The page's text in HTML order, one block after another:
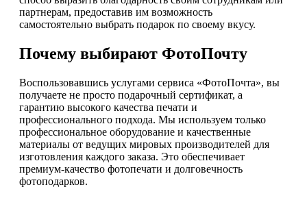
партнерам, предоставив им возможность
самостоятельно выбрать подарок по своему вкусу.
Почему выбирают ФотоПочту
Воспользовавшись услугами сервиса «ФотоПочта», вы
получаете не просто подарочный сертификат, а
гарантию высокого качества печати и
профессионального подхода. Мы используем только
профессиональное оборудование и качественные
материалы от ведущих мировых производителей для
изготовления каждого заказа. Это обеспечивает
премиум-качество фотопечати и долговечность
фотоподарков.